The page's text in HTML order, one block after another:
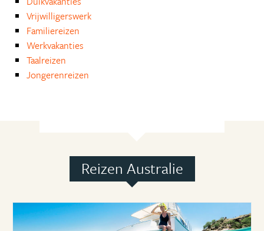
Vrijwilligerswerk
Familiereizen
Werkvakanties
Taalreizen
Jongerenreizen
Reizen Australie